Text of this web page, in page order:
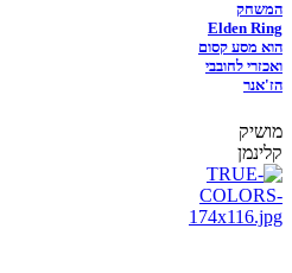
המשחק
Elden Ring
הוא מסע קסום
ואכזרי לחובבי
הז'אנר
מושיק
קלינמן